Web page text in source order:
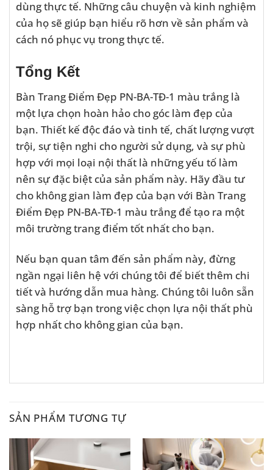
dùng thực tế. Những câu chuyện và kinh nghiệm
của họ sẽ giúp bạn hiểu rõ hơn về sản phẩm và
cách nó phục vụ trong thực tế.
Tổng Kết
Bàn Trang Điểm Đẹp PN-BA-TĐ-1 màu trắng là
một lựa chọn hoàn hảo cho góc làm đẹp của
bạn. Thiết kế độc đáo và tinh tế, chất lượng vượt
trội, sự tiện nghi cho người sử dụng, và sự phù
hợp với mọi loại nội thất là những yếu tố làm
nên sự đặc biệt của sản phẩm này. Hãy đầu tư
cho không gian làm đẹp của bạn với Bàn Trang
Điểm Đẹp PN-BA-TĐ-1 màu trắng để tạo ra một
môi trường trang điểm tốt nhất cho bạn.
Nếu bạn quan tâm đến sản phẩm này, đừng
ngần ngại liên hệ với chúng tôi để biết thêm chi
tiết và hướng dẫn mua hàng. Chúng tôi luôn sẵn
sàng hỗ trợ bạn trong việc chọn lựa nội thất phù
hợp nhất cho không gian của bạn.
SẢN PHẨM TƯƠNG TỰ